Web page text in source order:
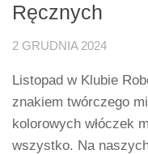
Ręcznych
2 GRUDNIA 2024
Listopad w Klubie
znakiem twórczego
kolorowych włóczek
wszystko. Na